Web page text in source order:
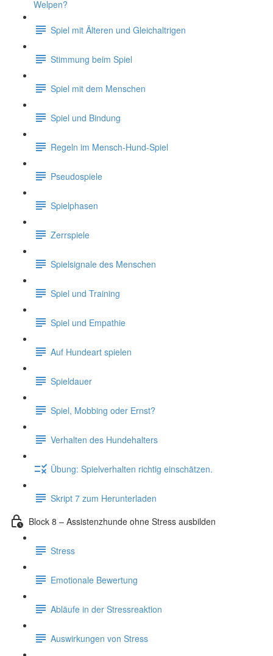
Welpen?
Spiel mit Älteren und Gleichaltrigen
Stimmung beim Spiel
Spiel mit dem Menschen
Spiel und Bindung
Regeln im Mensch-Hund-Spiel
Pseudospiele
Spielphasen
Zerrspiele
Spielsignale des Menschen
Spiel und Training
Spiel und Empathie
Auf Hundeart spielen
Spieldauer
Spiel, Mobbing oder Ernst?
Verhalten des Hundehalters
Übung: Spielverhalten richtig einschätzen.
Skript 7 zum Herunterladen
Block 8 – Assistenzhunde ohne Stress ausbilden
Stress
Emotionale Bewertung
Abläufe in der Stressreaktion
Auswirkungen von Stress